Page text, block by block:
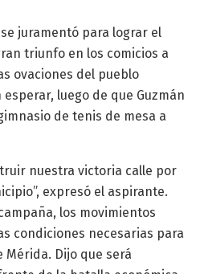
juramentó para lograr el
triunfo en los comicios a
ovaciones del pueblo
luego de que Guzmán
de tenis de mesa a
nuestra victoria calle por
expresó el aspirante.
los movimientos
condiciones necesarias para
Mérida. Dijo que será